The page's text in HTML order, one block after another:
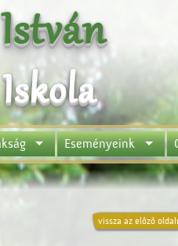
Eseményeink
vissza az előző